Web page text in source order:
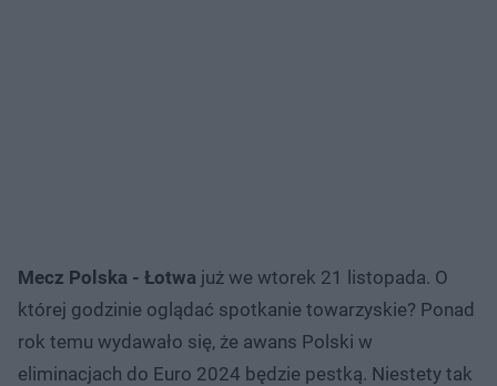
Mecz Polska - Łotwa już we wtorek 21 listopada. O
której godzinie oglądać spotkanie towarzyskie? Ponad
rok temu wydawało się, że awans Polski w
eliminacjach do Euro 2024 będzie pestką. Niestety tak